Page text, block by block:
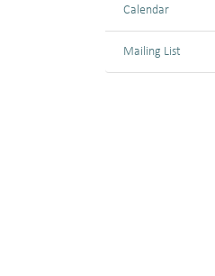
Calendar
Mailing List